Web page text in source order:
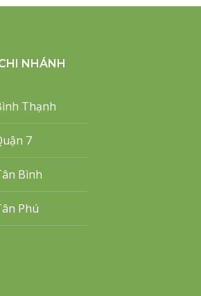
NHÁNH
Thạnh
7
Bình
Phú